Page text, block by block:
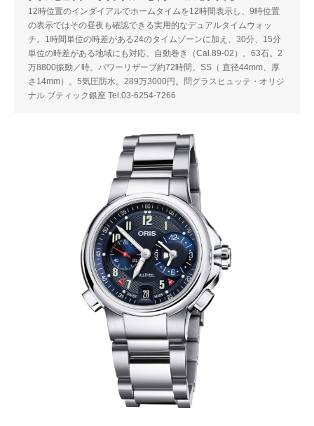
12時位置のインダイアルでホームタイムを12時間表示し、9時位置
の表示ではその昼夜も確認できる実用的なデュアルタイムウォッ
チ。1時間単位の時差がある24のタイムゾーンに加え、30分、15分
単位の時差がある地域にも対応。自動巻き（Cal.89-02）。63石。2
万8800振動／時。パワーリザーブ約72時間。SS（ 直径44mm、厚
さ14mm）。5気圧防水。289万3000円。問グラスヒュッテ・オリジ
ナル ブティック銀座 Tel.03-6254-7266